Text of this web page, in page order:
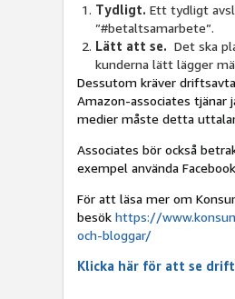
Tydligt. Ett tydligt
”#betaltsamarbete”.
Lätt att se. Det ska
kunderna lätt lägger
Dessutom kräver
Amazon-associates tjänar
medier måste detta
Associates bör också
exempel använda
För att läsa mer om
besök https://
och-bloggar/
Klicka här för att se